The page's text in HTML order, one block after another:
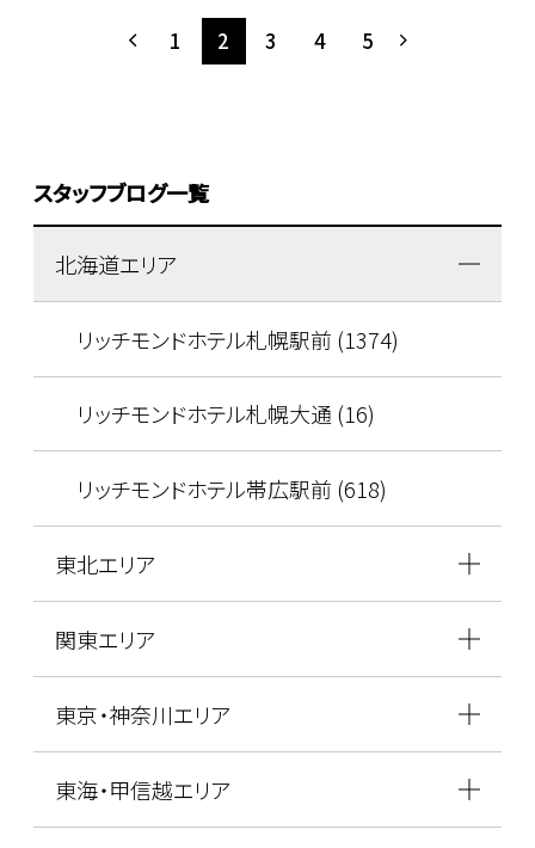
1 2 3 4 5
スタッフブログ一覧
北海道エリア
リッチモンドホテル札幌駅前 (1374)
リッチモンドホテル札幌大通 (16)
リッチモンドホテル帯広駅前 (618)
東北エリア
関東エリア
東京・神奈川エリア
東海・甲信越エリア